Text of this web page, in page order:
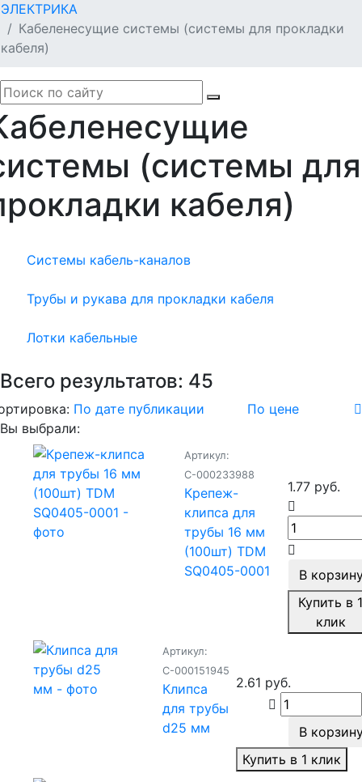
ЭЛЕКТРИКА
Кабеленесущие системы (системы для прокладки
кабеля)
(системы для
кабеля)
Системы кабель-каналов
Трубы и рукава для прокладки кабеля
Лотки кабельные
Всего результатов: 45
По дате публикации
По цене
Вы выбрали:
Артикул:
С-000233988
Крепеж-
клипса для
трубы 16 мм
(100шт) TDM
SQ0405-0001
1.77 руб.
В
Купить в
клик
Артикул:
С-000151945
Клипса
для трубы
d25 мм
2.61 руб.
В
Купить в 1 клик